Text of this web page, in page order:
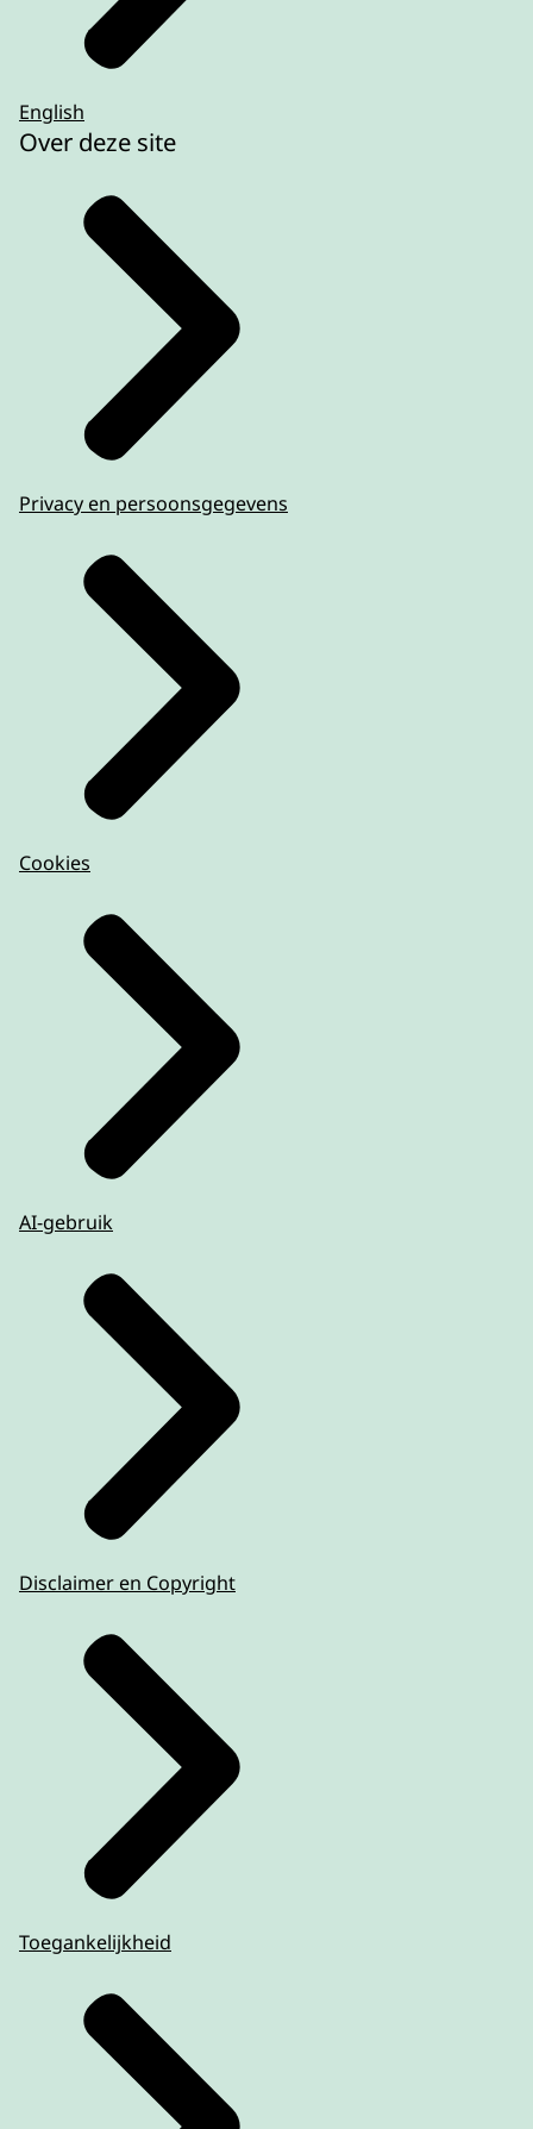
English
Over deze site
Privacy en persoonsgegevens
Cookies
AI-gebruik
Disclaimer en Copyright
Toegankelijkheid